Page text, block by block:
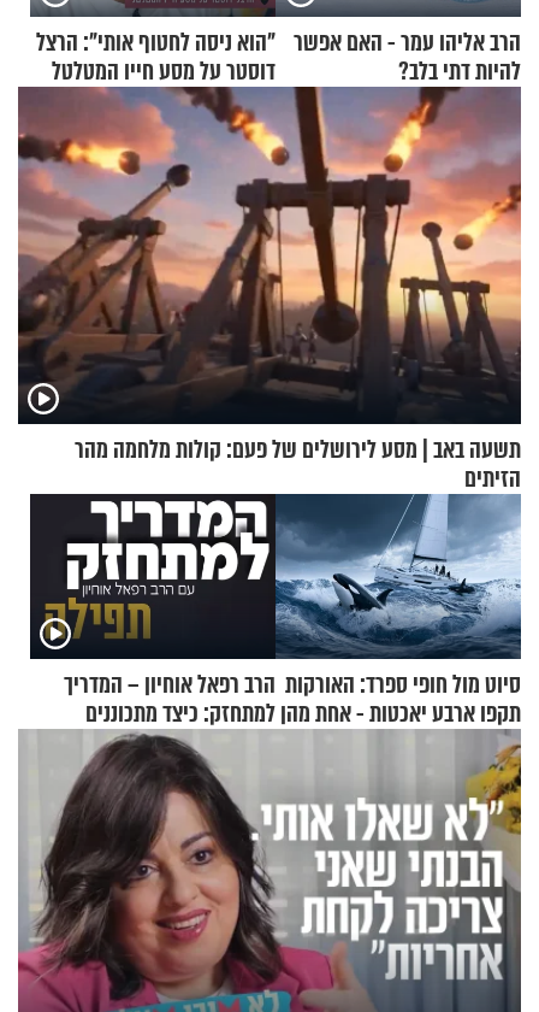
הרב אליהו עמר - האם אפשר
להיות דתי בלב?
"הוא ניסה לחטוף אותי": הרצל
דוסטר על מסע חייו המטלטל
תשעה באב | מסע לירושלים של פעם: קולות מלחמה מהר
הזיתים
סיוט מול חופי ספרד: האורקות
תקפו ארבע יאכטות - אחת מהן
טבעה
הרב רפאל אוחיון – המדריך
למתחזק: כיצד מתכוננים